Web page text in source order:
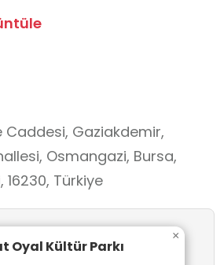
ve daha fazla yeşil alana
Caddesi, Gaziakdemir,
Osmangazi, Bursa,
Türkiye
Oyal Kültür Parkı
×